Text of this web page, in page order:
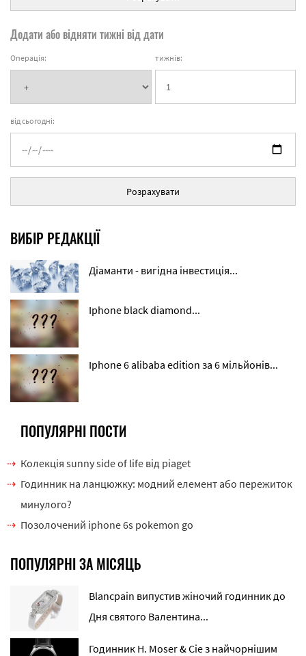
Додати або відняти тижні від дати
Операція: тижнів:
від сьогодні:
Розрахувати
ВИБІР РЕДАКЦІЇ
Діаманти - вигідна інвестиція...
Iphone black diamond...
Iphone 6 alibaba edition за 6 мільйонів...
ПОПУЛЯРНІ ПОСТИ
Колекція sunny side of life від piaget
Годинник на ланцюжку: модний елемент або пережиток
минулого?
Позолочений iphone 6s pokemon go
ПОПУЛЯРНІ ЗА МІСЯЦЬ
Blancpain випустив жіночий годинник до
Дня святого Валентина...
Годинник H. Moser & Cie з найчорнішим